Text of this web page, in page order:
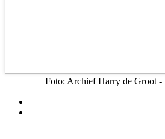
Foto: Archief Harry de Groot